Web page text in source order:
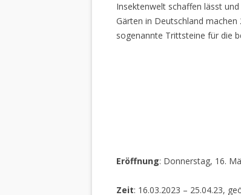
Insektenwelt schaffen lässt
Gärten in Deutschland
sogenannte Trittsteine für die
Eröffnung: Donnerstag, 16.
Zeit: 16.03.2023 – 25.04.23,